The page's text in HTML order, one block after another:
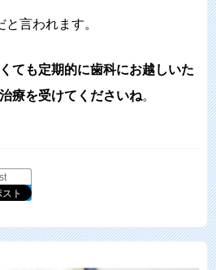
言われます。
ても定期的に歯科にお越しいた
療を受けてくださいね。